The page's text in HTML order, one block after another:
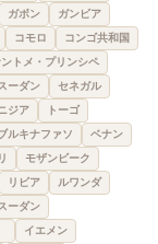
ガボン
ガンビア
コモロ
コンゴ共和国
トメ・プリンシペ
ーダン
セネガル
ジア
トーゴ
ルキナファソ
ベナン
モザンビーク
リビア
ルワンダ
ーダン
イエメン